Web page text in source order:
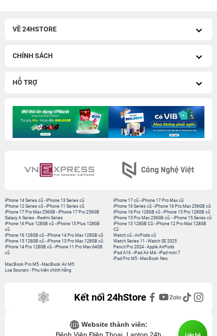
VỀ 24HSTORE
CHÍNH SÁCH
HỖ TRỢ
iPhone 14 Series cũ -iPhone 13 Series cũ
iPhone 12 Series cũ -iPhone 11 Series cũ
iPhone 17 Pro Max 256GB -iPhone 17 Pro 256GB
Galaxy A Series - Redmi Series
iPhone 17 cũ -iPhone 17 Pro Max cũ
iPhone 16 Series cũ - iPhone 16 Pro Max 256GB cũ
iPhone 16 Pro 128GB cũ -iPhone 15 Pro 128GB cũ
iPhone 15 Pro Max 256GB cũ - iPhone 15 Series cũ
iPhone 16 Plus 128GB cũ -iPhone 15 Plus 128GB
cũ
iPhone 16 128GB cũ -iPhone 14 Pro Max 128GB cũ
iPhone 15 128GB cũ -iPhone 13 Pro Max 128GB cũ
iPhone 14 Pro 128GB cũ -iPhone 11 Pro Max 64GB
cũ
iPhone 13 128GB Cũ -iPhone 12 Pro Max 128GB
Cũ
Watch cũ -AirPods cũ
Watch Series 11 -Watch SE 2025
Pencil Pro 2024 -Apple AirPods
iPad A16 -iPad Air M4 -iPad mini 7
iPad Pro M5 - MacBook Neo
MacBook Pro M5 - MacBook Air M5
Loa Sounarc - Phụ kiện chính hãng
Kết nối 24hStore
Website thành viên:
Liên hệ